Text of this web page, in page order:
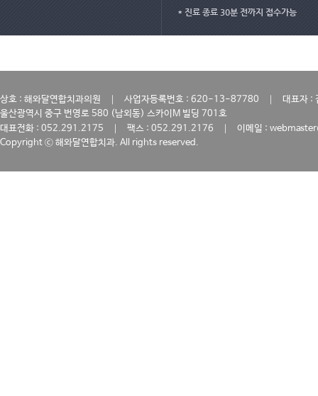
* 진료 종료 30분 전까지 접수가능
상호 : 해와달연합치과의원 사업자등록번호 : 620-13-87780
대표자 :
울산광역시 중구 번영로 580 (남외동) 스카이M 빌딩 701호
대표전화 : 052.291.2175
팩스 : 052.291.2176
이메일 :
Copyright ⓒ 해와달연합치과. All rights reserved.